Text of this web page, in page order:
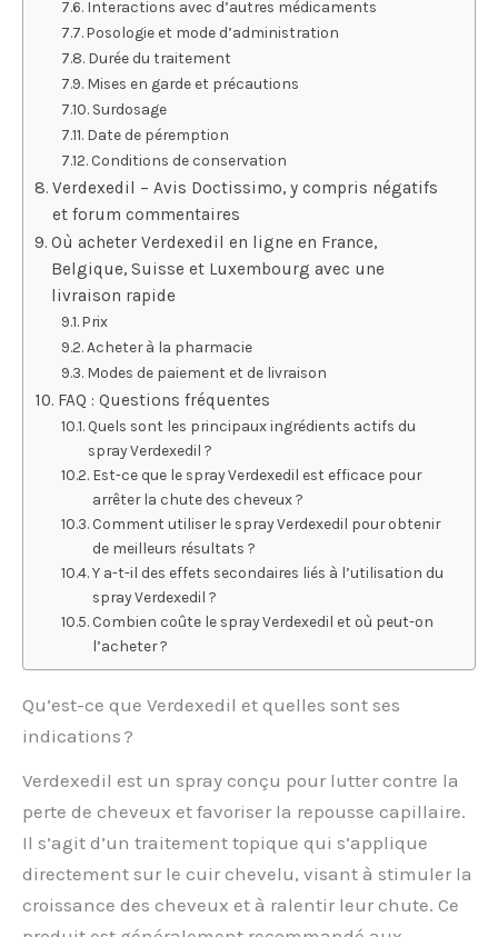
Interactions avec d’autres médicaments
Posologie et mode d’administration
Durée du traitement
Mises en garde et précautions
Surdosage
Date de péremption
Conditions de conservation
Verdexedil – Avis Doctissimo, y compris négatifs
et forum commentaires
Où acheter Verdexedil en ligne en France,
Belgique, Suisse et Luxembourg avec une
livraison rapide
Prix
Acheter à la pharmacie
Modes de paiement et de livraison
FAQ : Questions fréquentes
Quels sont les principaux ingrédients actifs du
spray Verdexedil ?
Est-ce que le spray Verdexedil est efficace pour
arrêter la chute des cheveux ?
Comment utiliser le spray Verdexedil pour obtenir
de meilleurs résultats ?
Y a-t-il des effets secondaires liés à l’utilisation du
spray Verdexedil ?
Combien coûte le spray Verdexedil et où peut-on
l’acheter ?
Qu’est-ce que Verdexedil et quelles sont ses
indications ?
Verdexedil est un spray conçu pour lutter contre la
perte de cheveux et favoriser la repousse capillaire.
Il s’agit d’un traitement topique qui s’applique
directement sur le cuir chevelu, visant à stimuler la
croissance des cheveux et à ralentir leur chute. Ce